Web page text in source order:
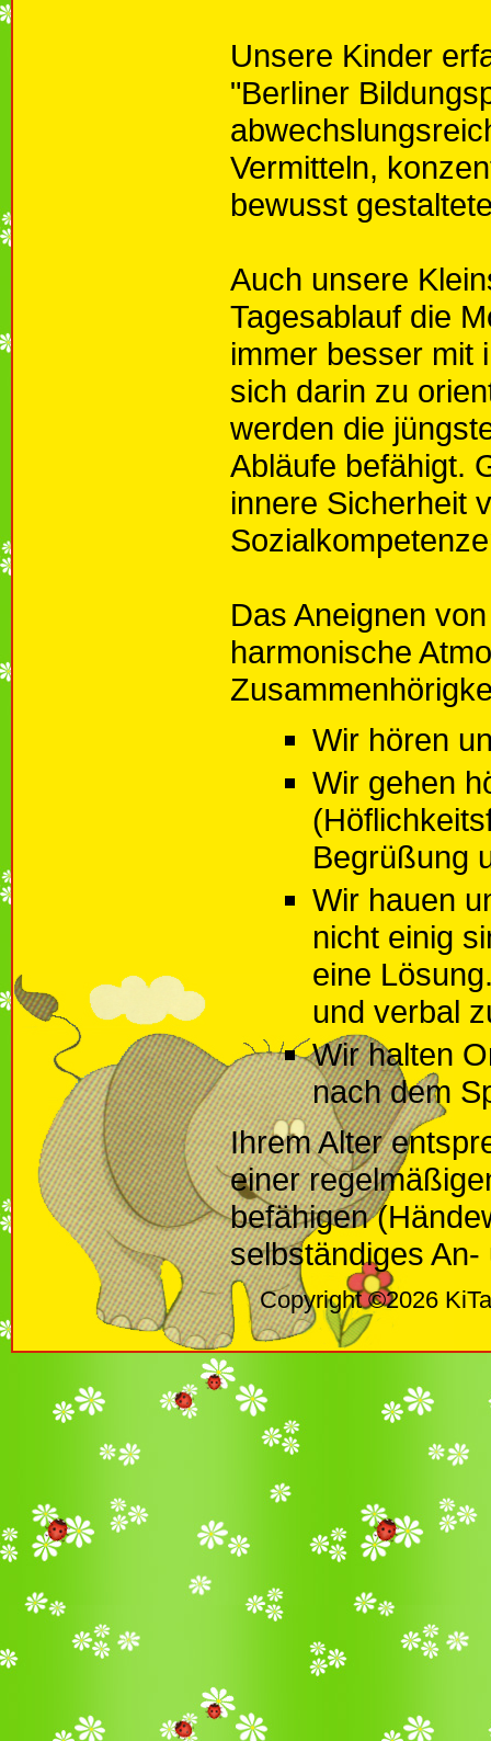
Unsere Kinder
"Berliner
Vermitteln,
bewusst
Auch unsere
Tagesablauf die
immer besser mit
sich darin zu
werden die
Abläufe befähigt.
innere Sicherheit
Das Aneignen
harmonische
Wir hören
Wir gehen
Begrüßung
Wir hauen
nicht einig
eine
und verbal
Wir halten
nach dem
Ihrem Alter
einer
befähigen
selbständiges
Copyright ©2026